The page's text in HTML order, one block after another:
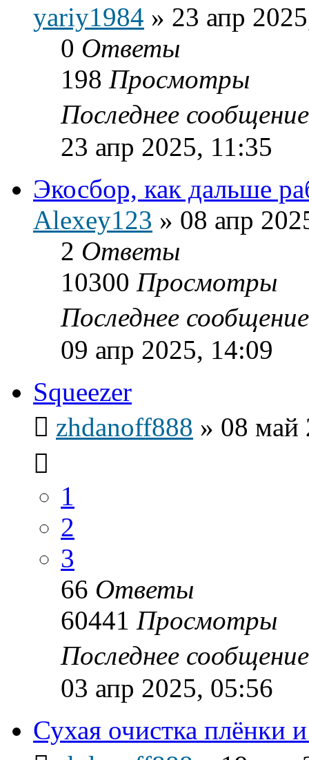
yariy1984 » 23 апр
0 Ответы
198 Просмотры
Последнее
23 апр 2025, 11:35
Экосбор, как дальше
Alexey123 » 08 апр
2 Ответы
10300 Просмотры
Последнее
09 апр 2025, 14:09
Squeezer
zhdanoff888 » 08 май
1
2
3
66 Ответы
60441 Просмотры
Последнее
03 апр 2025, 05:56
Сухая очистка плёнки